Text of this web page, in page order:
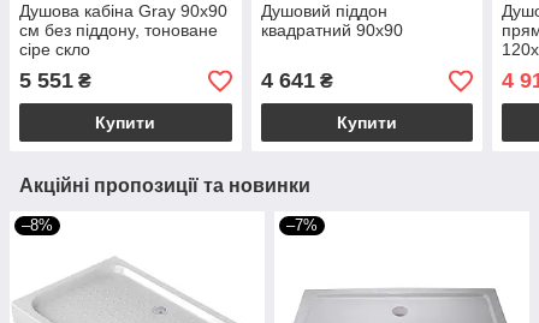
Душова кабіна Gray 90х90
см без піддону, тоноване
сіре скло
5 551 ₴
Купити
Душовий піддон
квадратний 90х90
4 641₴
Купити
4
Акційні пропозиції та новинки
–8% –7%